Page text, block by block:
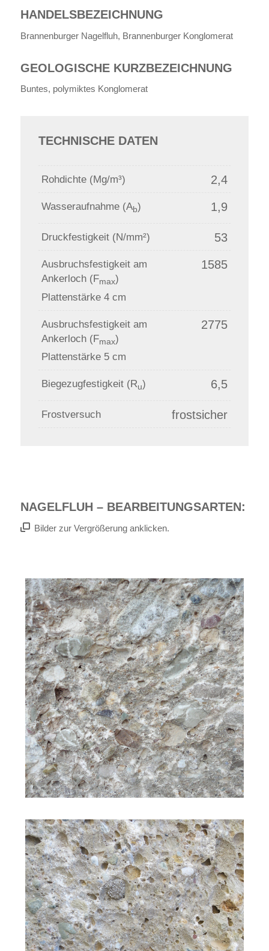
HANDELSBEZEICHNUNG
Brannenburger Nagelfluh, Brannenburger Konglomerat
GEOLOGISCHE KURZBEZEICHNUNG
Buntes, polymiktes Konglomerat
TECHNISCHE DATEN
2,4
Rohdichte (Mg/m³)
1,9
Wasseraufnahme (Ab)
53
Druckfestigkeit (N/mm²)
1585
Ausbruchsfestigkeit am
Ankerloch (Fmax)
Plattenstärke 4 cm
2775
Ausbruchsfestigkeit am
Ankerloch (Fmax)
Plattenstärke 5 cm
6,5
Biegezugfestigkeit (Ru)
frostsicher
Frostversuch
NAGELFLUH – BEARBEITUNGSARTEN:
Bilder zur Vergrößerung anklicken.
Oberfläche: bruchrau
Bearbeitung: gespitzt
Oberfläche: bruchrau